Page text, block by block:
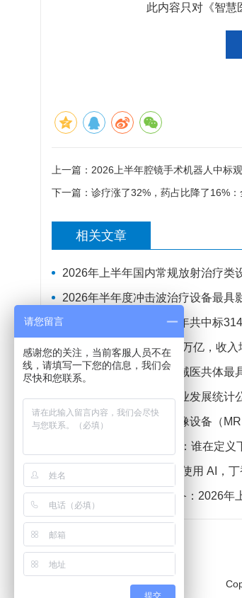
此内容只对《智慧
上一篇： 2026上半年腔镜手术机器人中标
下一篇： 诊疗涨了32%，药占比降了16%
相关文章
2026年上半年国内常规放射治疗类
2026年半年度冲击波治疗设备最具影响
监护设备：2026年上半年共中标
医保基金年度支出首超3万亿，收入
2026年半年度呼吸机县域医共体最具
2025年全国医疗保障事业发展统计
2026年半年度磁共振成像设备（MRI）最具
2026中国AI医疗TOP30：谁在定
近 80% 医生已在工作中使用 AI，
正电子发射断层成像设备：2026年
请您留言
感谢您的关注，当前客服人员不在
线，请填写一下您的信息，我们会
尽快和您联系。
提交